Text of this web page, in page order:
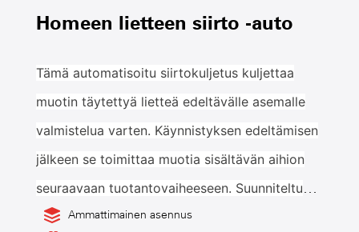
Homeen lietteen siirto -auto
Tämä automatisoitu siirtokuljetus kuljettaa
muotin täytettyä lietteä edeltävälle asemalle
valmistelua varten. Käynnistyksen edeltämisen
jälkeen se toimittaa muotia sisältävän aihion
seuraavaan tuotantovaiheeseen. Suunniteltu
saumattomaan integrointiin casting -
Ammattimainen asennus